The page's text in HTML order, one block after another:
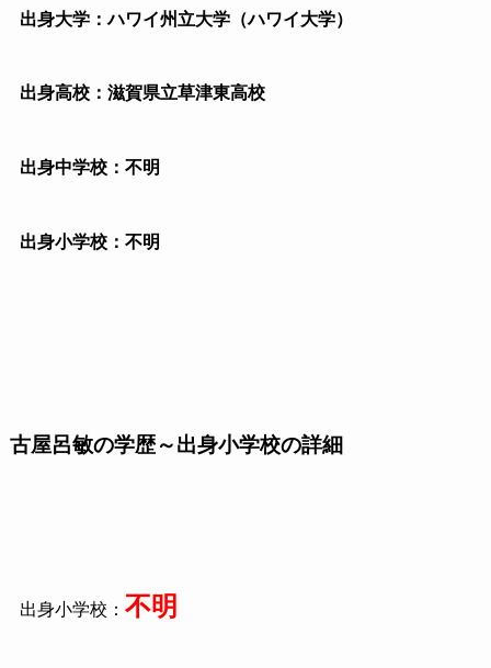
出身大学：ハワイ州立大学（ハワイ大学）
出身高校：滋賀県立草津東高校
出身中学校：不明
出身小学校：不明
古屋呂敏の学歴～出身小学校の詳細
出身小学校： 不明